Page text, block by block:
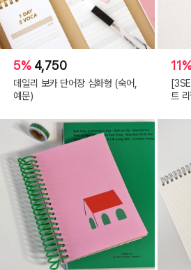
5% 4,750
데일리 보카 단어장 심화형 (숙어,
예문)
트